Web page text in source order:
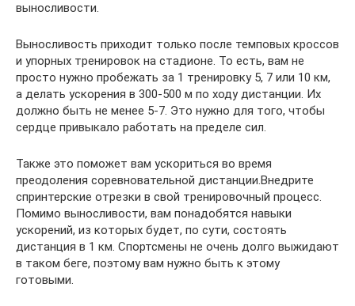
выносливости.
Выносливость приходит только после темповых кроссов
и упорных тренировок на стадионе. То есть, вам не
просто нужно пробежать за 1 тренировку 5, 7 или 10 км,
а делать ускорения в 300-500 м по ходу дистанции. Их
должно быть не менее 5-7. Это нужно для того, чтобы
сердце привыкало работать на пределе сил.
Также это поможет вам ускориться во время
преодоления соревновательной дистанции.Внедрите
спринтерские отрезки в свой тренировочный процесс.
Помимо выносливости, вам понадобятся навыки
ускорений, из которых будет, по сути, состоять
дистанция в 1 км. Спортсмены не очень долго выжидают
в таком беге, поэтому вам нужно быть к этому
готовыми.